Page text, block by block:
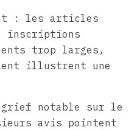
: les articles
inscriptions
trop larges,
illustrent une
grief notable sur le
avis pointent